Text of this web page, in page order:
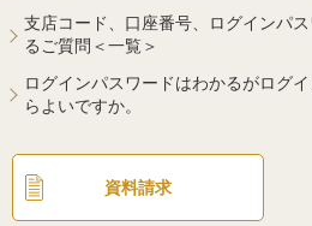
支店コード、口座番号、ログインパ
るご質問＜一覧＞
ログインパスワードはわかるがログ
らよいですか。
資料請求